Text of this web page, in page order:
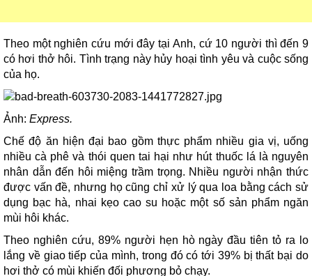
Theo một nghiên cứu mới đây tại Anh, cứ 10 người thì đến 9
có hơi thở hôi. Tình trạng này hủy hoại tình yêu và cuộc sống
của họ.
Ảnh: Express.
Chế độ ăn hiện đại bao gồm thực phẩm nhiều gia vị, uống
nhiều cà phê và thói quen tai hại như hút thuốc lá là nguyên
nhân dẫn đến hôi miệng trầm trọng. Nhiều người nhận thức
được vấn đề, nhưng họ cũng chỉ xử lý qua loa bằng cách sử
dụng bạc hà, nhai kẹo cao su hoặc một số sản phẩm ngăn
mùi hôi khác.
Theo nghiên cứu, 89% người hẹn hò ngày đầu tiên tỏ ra lo
lắng về giao tiếp của mình, trong đó có tới 39% bị thất bại do
hơi thở có mùi khiến đối phương bỏ chạy.